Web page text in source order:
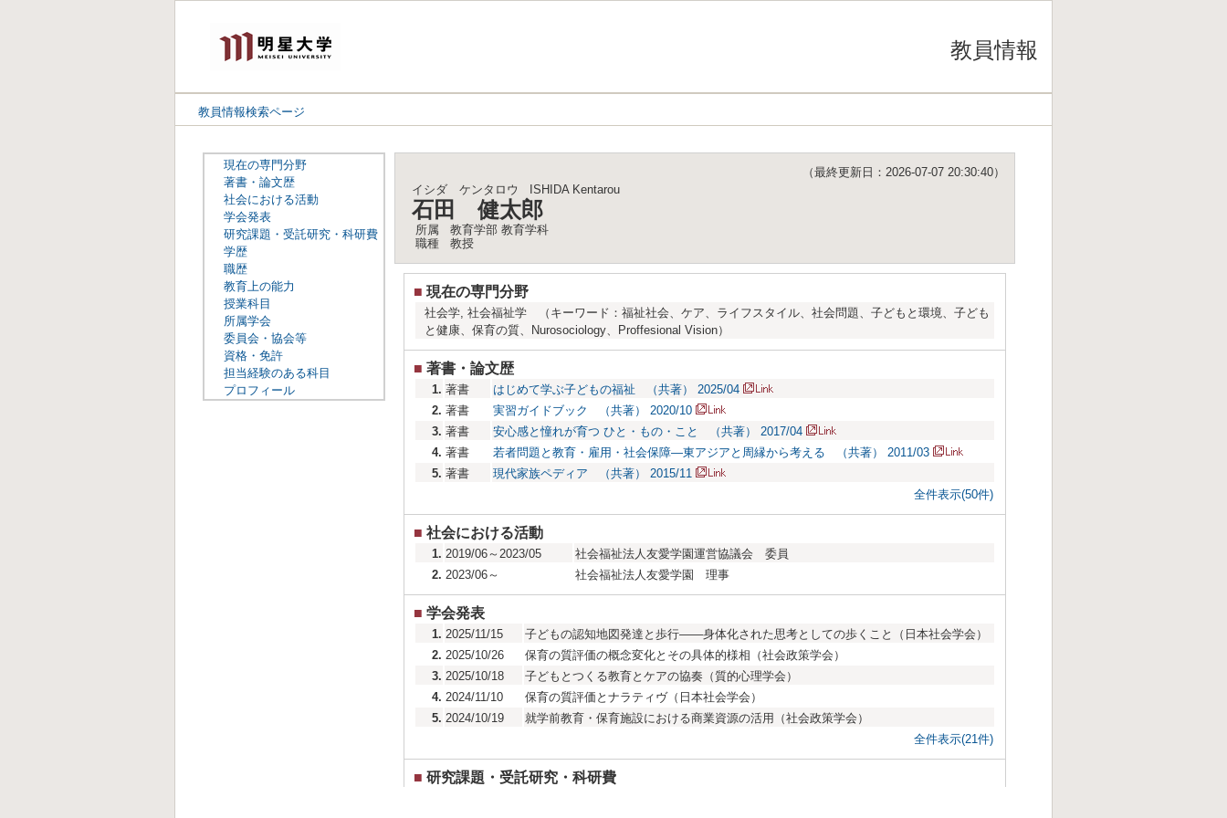
教員情報
教員情報検索ページ
現在の専門分野
著書・論文歴
社会における活動
学会発表
研究課題・受託研究・科研費
学歴
職歴
教育上の能力
授業科目
所属学会
委員会・協会等
資格・免許
担当経験のある科目
プロフィール
（最終更新日：2026-07-07 20:30:40）
イシダ ケンタロウ
ISHIDA Kentarou
石田 健太郎
所属
教育学部 教育学科
職種
教授
■ 現在の専門分野
社会学, 社会福祉学 （キーワード：福祉社会、ケア、ライフスタイル、社会問題、子どもと環境、子ども
と健康、保育の質、Nurosociology、Proffesional Vision）
■ 著書・論文歴
1. 著書
はじめて学ぶ子どもの福祉 （共著） 2025/04
2. 著書
実習ガイドブック （共著） 2020/10
3. 著書
安心感と憧れが育つ ひと・もの・こと （共著） 2017/04
4. 著書
若者問題と教育・雇用・社会保障―東アジアと周縁から考える （共著） 2011/03
5. 著書
現代家族ペディア （共著） 2015/11
全件表示(50件)
■ 社会における活動
1. 2019/06～2023/05
社会福祉法人友愛学園運営協議会 委員
2. 2023/06～ 社会福祉法人友愛学園 理事
■ 学会発表
1. 2025/11/15
子どもの認知地図発達と歩行――身体化された思考としての歩くこと（日本社会学会）
2. 2025/10/26
保育の質評価の概念変化とその具体的様相（社会政策学会）
3. 2025/10/18
子どもとつくる教育とケアの協奏（質的心理学会）
4. 2024/11/10
保育の質評価とナラティヴ（日本社会学会）
5. 2024/10/19
就学前教育・保育施設における商業資源の活用（社会政策学会）
全件表示(21件)
■ 研究課題・受託研究・科研費